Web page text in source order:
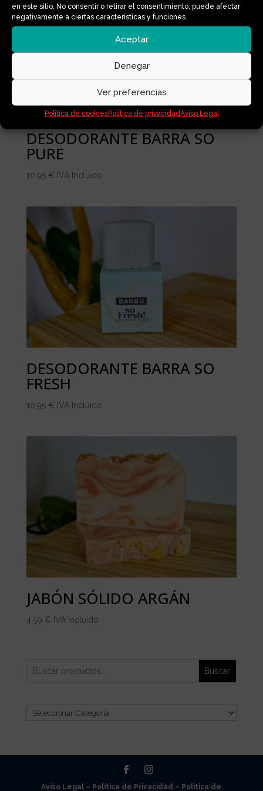
en este sitio. No consentir o retirar el consentimiento, puede afectar
negativamente a ciertas características y funciones.
Aceptar
Denegar
Ver preferencias
Política de cookiesPolítica de privacidadAviso Legal
DESODORANTE BARRA SO
PURE
10,95 € IVA Incluido
DESODORANTE BARRA SO
FRESH
10,95 € IVA Incluido
JABÓN SÓLIDO ARGÁN
4,50 € IVA Incluido
Buscar
Categorías
del
Aviso Legal – Política de Privacidad – Política de